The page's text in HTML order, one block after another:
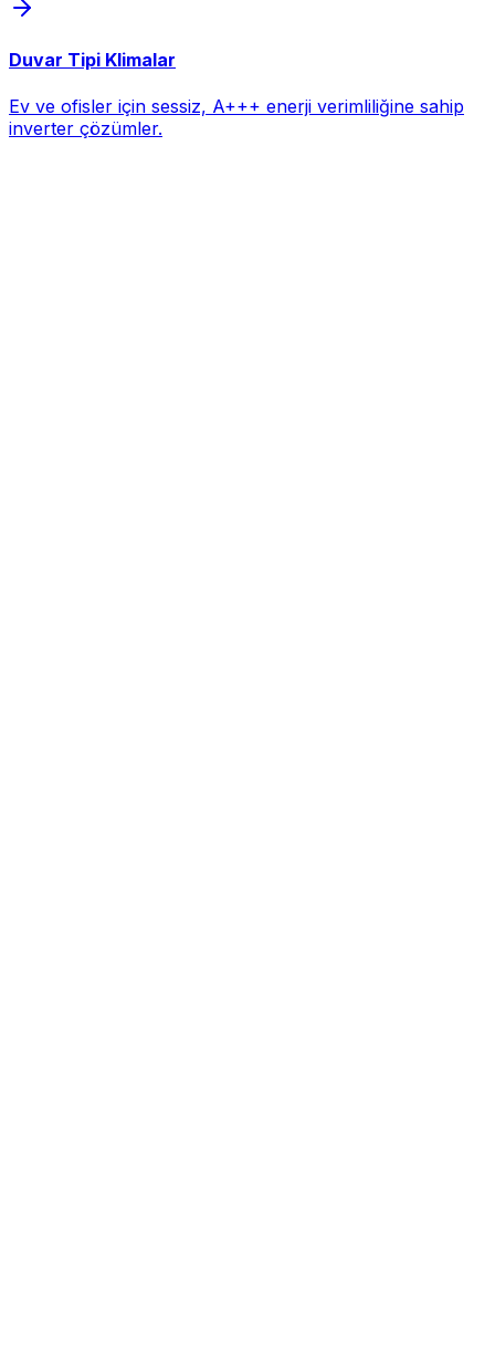
Duvar Tipi Klimalar
Ev ve ofisler için sessiz, A+++ enerji verimliliğine sahip
inverter çözümler.